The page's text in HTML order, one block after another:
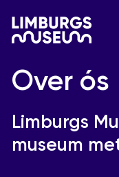
Over ós
Limburgs
museum